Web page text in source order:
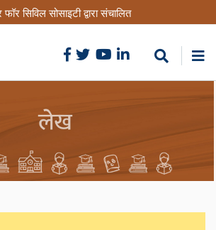
सिविल सोसाइटी द्वारा संचालित